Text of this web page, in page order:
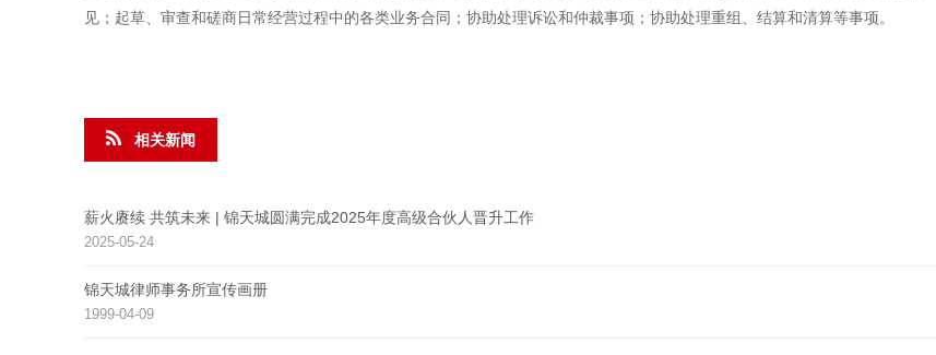
见；起草、审查和磋商日常经营过程中的各类业务合同；协助处理诉讼和仲裁事项；协助处理重组、结算和清算等事项。
相关新闻
薪火赓续 共筑未来 | 锦天城圆满完成2025年度高级合伙人晋升工作
2025-05-24
锦天城律师事务所宣传画册
1999-04-09